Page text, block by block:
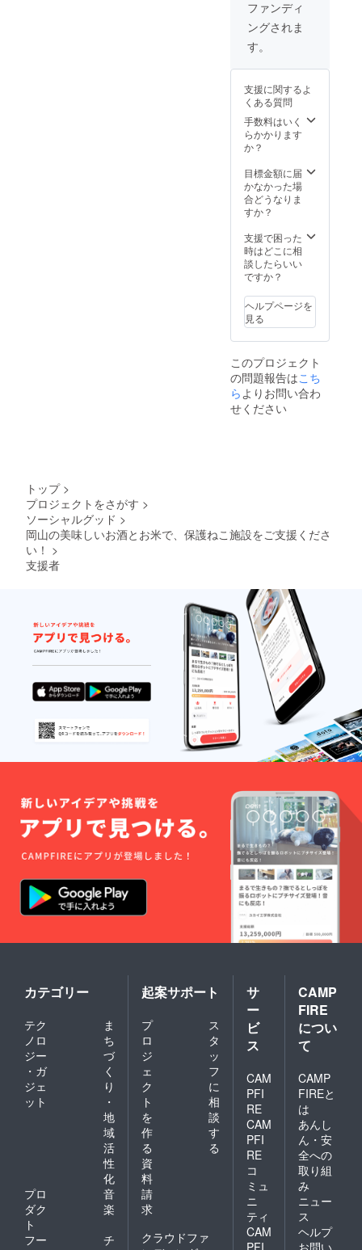
幅広い
料理と
の相性
エビチ
リや
ミート
といっ
た甘酸
ら、刺
身や焼
魚など
で。 ・
合う料
理：エ
ビチ
リ、酢
豚、ト
卵の中
華炒
め、ア
スパラ
ガスと
生ハム
のマス
お酒ボ
ンボン
て、ミ
ルク
チョコ
レート
やマ
シュマ
ロと
も。 ・
やや甘
口 ・よ
く冷や
してお
飲みく
ださ
あち君
ラベル
でお届
けしま
す】
ティア
小のエ
コバッ
グなど
にイラ
描いて
いる
KAORU
さん
に、た
だいま
ティア
小出身
造さん
ちのあ
ち君の
絵を描
いても
らって
いま
す！猫
の杜は
KAORU
さんの
イラス
ト入り
ちにお
届けで
きま
りが良
く、冷
めても
おいし
い、塩
むすび
そうに
なるお
米で
米と
は？】
朝日米
は明治
の歴史
米。あ
のコシ
ヒカリ
やササ
ニシ
キ、あ
きたこ
は岡山
か生産
されて
おらず
“幻のお
米” とい
われて
いま
す。
「旨み
が広が
る、飽
きのこ
ない、
水を飲
なんぼ
でも食
べられ
るお
米！」
当主の
言で
す。
【特製
ラベル
す】
ティア
小のエ
コバッ
グなど
にイラ
ストを
くだ
さって
いる
KAORU
さん
に、た
だいま
ティア
小出身
丸本酒
造さん
ちのあ
ち君の
米：山
100％
・精米
歩合：
50％ ・
アル
コール
分：15
720ｍL
・保存
方法：
表示：
なし ・
製造
者：丸
株式会
アリン
グ：バ
メロン
のよう
な香り
と、
料理と
エビチ
リや
ミート
ボール
といっ
た甘酸
の濃い
味か
ら、刺
身や焼
魚など
の淡い
味ま
で。 ・
ビチ
リ、酢
豚、ト
マトと
卵の中
華炒
め、ア
スパラ
ガスと
生ハム
タード
すの揚
げびた
フォア
グラ。
ボンボ
ルク
チョコ
レート
やマ
シュマ
ロと
も。 ・
やや甘
口 ・よ
く冷や
してお
飲みく
ださ
い。
ファンディ
ングされま
す。
支援に関するよ
くある質問
手数料はいく
らかかります
か？
目標金額に届
かなかった場
合どうなりま
すか？
支援で困った
時はどこに相
談したらいい
ですか？
ヘルプページを
見る
このプロジェクト
の問題報告はこち
らよりお問い合わ
せください
トップ >
プロジェクトをさがす >
ソーシャルグッド >
岡山の美味しいお酒とお米で、保護ねこ施設をご支援くださ
い！ >
支援者
カテゴリー
テク
ノロ
ジー
・ガ
ジェ
ット
ま
ち
づ
く
り
・
地
域
活
性
化
プロ
ダク
ト
音
楽
フー
チ
起案サポート
プ
ロ
ジ
ェ
ク
ト
を
作
る
ス
タ
ッ
フ
に
相
談
す
る
資
料
請
求
クラウドファ
サ
ー
ビ
ス
CAM
PFI
RE
CAM
PFI
RE
コ
ミュ
ニ
ティ
CAM
PFI
CAMP
FIRE
につい
て
CAMP
FIREと
は
あんし
ん・安
全への
取り組
み
ニュー
ス
ヘルプ
お問い